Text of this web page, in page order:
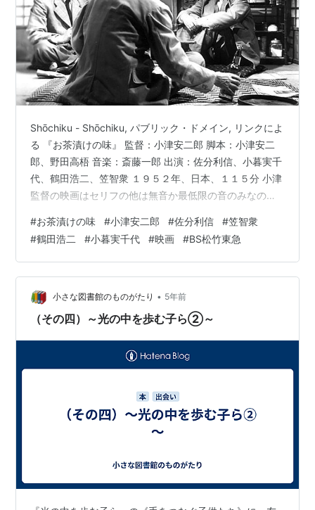
Shōchiku - Shōchiku, パブリック・ドメイン, リンクによ
る 『お茶漬けの味』 監督：小津安二郎 脚本：小津安二
郎、野田高梧 音楽：斎藤一郎 出演：佐分利信、小暮実千
代、鶴田浩二、笠智衆 １９５２年、日本、１１５分 小津
監督の映画はセリフの他は無音か最低限の音のみなの
のシーン。まだ路面が砂利道なのだろうか、話ながら妙
子と節子が激しく揺れている。 のんちゃんに誘われたパ
チンコ屋で、戦時中上官だった佐竹と部下だった平山の
二人が再会する。朝鮮特需を機に経済上昇をしている社
会ではあるが、過ぎ去った事と切り捨てるに捨てれぬ戦
争の残り香…
#お茶漬けの味 #小津安二郎 #佐分利信 #笠智衆
#鶴田浩二 #小暮実千代 #映画 #BS松竹東急
小さな図書館のものがたり • 5年前
（その四）～光の中を歩む子ら②～